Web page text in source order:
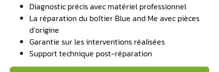
Diagnostic précis avec matériel professionnel
La réparation du boîtier Blue and Me avec pièces
d’origine
Garantie sur les interventions réalisées
Support technique post-réparation